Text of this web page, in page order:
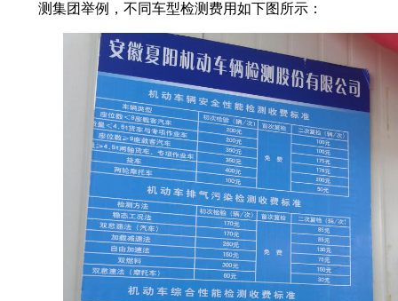
测集团举例，不同车型检测费用如下图所示：